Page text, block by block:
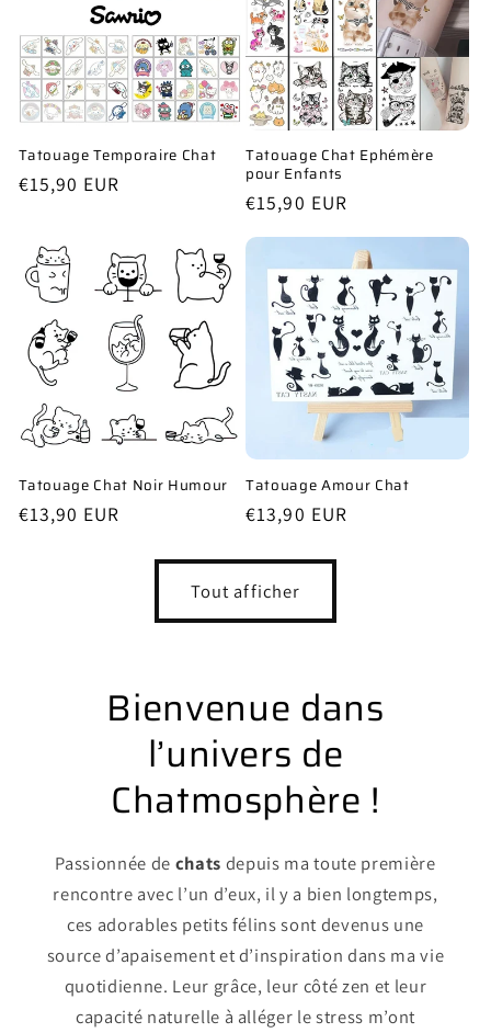
Tatouage Temporaire Chat
Prix
€15,90 EUR
Tatouage Chat Ephémère
pour Enfants
Prix
€15,90 EUR
Tatouage Chat Noir Humour
Prix
€13,90 EUR
Tatouage Amour Chat
Prix
€13,90 EUR
Tout afficher
Bienvenue dans
l’univers de
Chatmosphère !
Passionnée de chats depuis ma toute première
rencontre avec l’un d’eux, il y a bien longtemps,
ces adorables petits félins sont devenus une
source d’apaisement et d’inspiration dans ma vie
quotidienne. Leur grâce, leur côté zen et leur
capacité naturelle à alléger le stress m’ont